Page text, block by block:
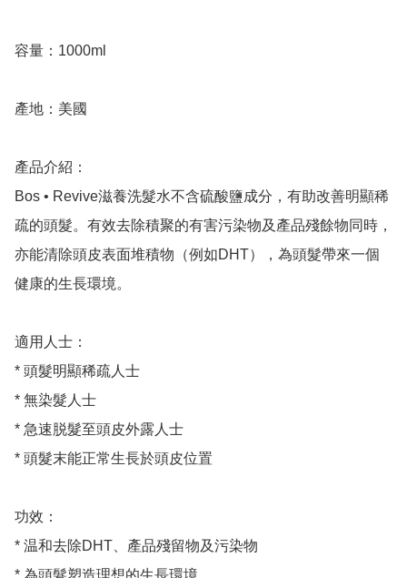
容量：1000ml
產地：美國
產品介紹：
Bos • Revive滋養洗髮水不含硫酸鹽成分，有助改善明顯稀
疏的頭髮。有效去除積聚的有害污染物及產品殘餘物同時，
亦能清除頭皮表面堆積物（例如DHT），為頭髮帶來一個
健康的生長環境。
適用人士：
* 頭髮明顯稀疏人士
* 無染髮人士
* 急速脱髮至頭皮外露人士
* 頭髮末能正常生長於頭皮位置
功效：
* 温和去除DHT、產品殘留物及污染物